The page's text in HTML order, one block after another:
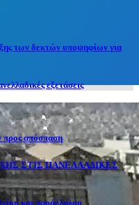
των δεκτών υποψηφίων για
εξετάσεις
προς απόσπαση
ΣΤΙΣ ΠΑΝΕΛΛΑΔΙΚΕΣ
και παράλληλου